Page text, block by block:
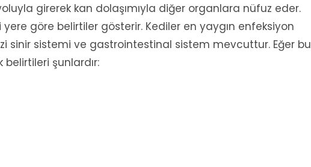
girerek kan dolaşımıyla diğer organlara nüfuz eder.
göre belirtiler gösterir. Kediler en yaygın enfeksiyon
sinir sistemi ve gastrointestinal sistem mevcuttur. Eğer bu
şunlardır: